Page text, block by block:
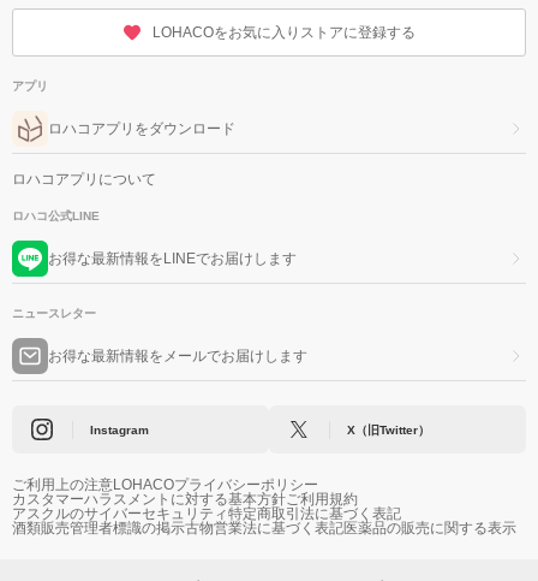
LOHACOをお気に入りストアに登録する
アプリ
ロハコアプリをダウンロード
ロハコアプリについて
ロハコ公式LINE
お得な最新情報をLINEでお届けします
ニュースレター
お得な最新情報をメールでお届けします
Instagram X（旧Twitter）
ご利用上の注意LOHACOプライバシーポリシー
カスタマーハラスメントに対する基本方針ご利用規約
アスクルのサイバーセキュリティ特定商取引法に基づく表記
酒類販売管理者標識の掲示古物営業法に基づく表記医薬品の販売に関する表示